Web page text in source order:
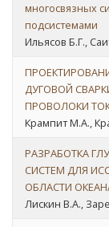
многосвязных
подсистемами
Ильясов Б.Г.,
ДУГОВОЙ
ПРОВОЛОКИ
Крампит М.А.,
РАЗРАБОТКА
СИСТЕМ ДЛЯ
ОБЛАСТИ
Лискин В.А.,